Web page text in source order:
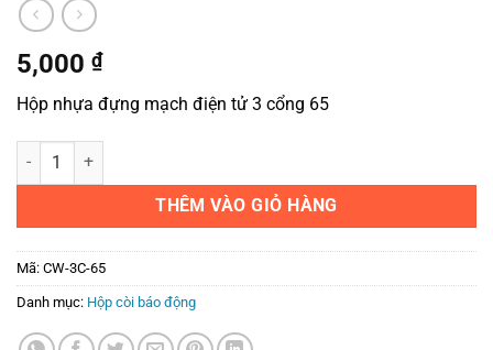
5,000 ₫
Hộp nhựa đựng mạch điện tử 3 cổng 65
Hộp nhựa đựng mạch điện tử 3 cổng 65x38x22mm số lượng
THÊM VÀO GIỎ HÀNG
Mã: CW-3C-65
Danh mục: Hộp còi báo động